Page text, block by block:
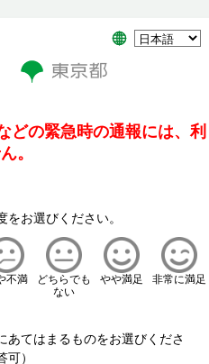
どの緊急時の通報には、利
。
不満
どちらでも
ない
やや満足 非常に満足
あてはまるものをお選びくださ